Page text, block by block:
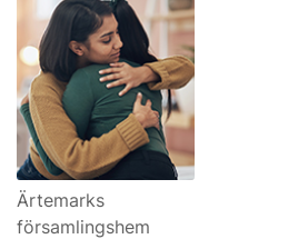
Ärtemarks
församlingshem